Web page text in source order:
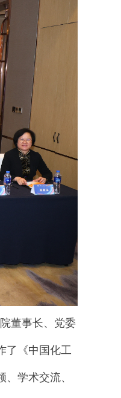
董事长、 党委
了《中国化工
学术交流、